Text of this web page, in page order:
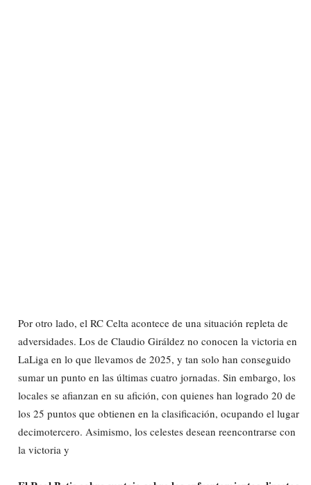
Por otro lado, el RC Celta acontece de una situación repleta de
adversidades. Los de Claudio Giráldez no conocen la victoria en
LaLiga en lo que llevamos de 2025, y tan solo han conseguido
sumar un punto en las últimas cuatro jornadas. Sin embargo, los
locales se afianzan en su afición, con quienes han logrado 20 de
los 25 puntos que obtienen en la clasificación, ocupando el lugar
decimotercero. Asimismo, los celestes desean reencontrarse con
la victoria y